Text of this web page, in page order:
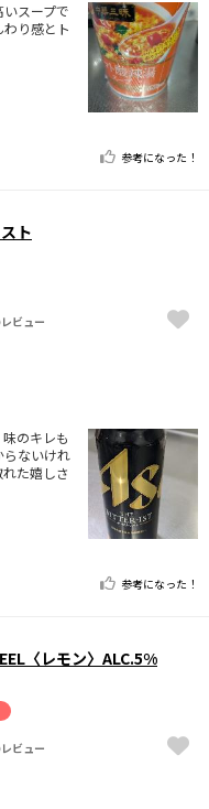
スープで
り感とト
参考になった！
ト
ビュー
のキレも
らないけれ
た嬉しさ
参考になった！
〈レモン〉ALC.5%
ビュー